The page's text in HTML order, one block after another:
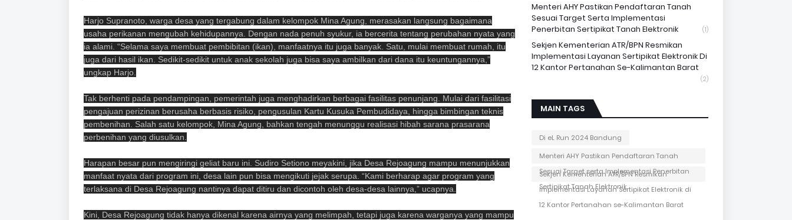
Harjo Supranoto, warga desa yang tergabung dalam kelompok Mina Agung, merasakan langsung bagaimana
usaha perikanan mengubah kehidupannya. Dengan nada penuh syukur, ia bercerita tentang perubahan nyata yang
ia alami. “Selama saya membuat pembibitan (ikan), manfaatnya itu juga banyak. Satu, mulai membuat rumah, itu
juga dari hasil ikan. Sedikit-sedikit untuk anak sekolah juga bisa saya ambilkan dari dana itu keuntungannya,”
ungkap Harjo.
Tak berhenti pada pendampingan, pemerintah juga menghadirkan berbagai fasilitas penunjang. Mulai dari fasilitasi
pengajuan perizinan berusaha berbasis risiko, pengusulan Kartu Kusuka Pembudidaya, hingga bimbingan teknis
pembenihan. Salah satu kelompok, Mina Agung, bahkan tengah menunggu realisasi hibah sarana prasarana
perbenihan yang diusulkan.
Harapan besar pun mengiringi geliat baru ini. Sudiro Setiono meyakini, jika Desa Rejoagung mampu menunjukkan
manfaat nyata dari program ini, desa lain pun bisa mengikuti jejak serupa. “Kami berharap agar program yang
terlaksana di Desa Rejoagung nantinya dapat ditiru dan dicontoh oleh desa-desa lainnya,” ucapnya.
Kini, Desa Rejoagung tidak hanya dikenal karena airnya yang melimpah, tetapi juga karena warganya yang mampu
Menteri AHY Pastikan Pendaftaran Tanah
Sesuai Target Serta Implementasi
Penerbitan Sertipikat Tanah Elektronik
(1)
Sekjen Kementerian ATR/BPN Resmikan
Implementasi Layanan Sertipikat Elektronik Di
12 Kantor Pertanahan Se-Kalimantan Barat
(2)
MAIN TAGS
Di eL Run 2024 Bandung
Menteri AHY Pastikan Pendaftaran Tanah
Sesuai Target serta Implementasi Penerbitan
Sertipikat Tanah Elektronik
Sekjen Kementerian ATR/BPN Resmikan
Implementasi Layanan Sertipikat Elektronik di
12 Kantor Pertanahan se-Kalimantan Barat